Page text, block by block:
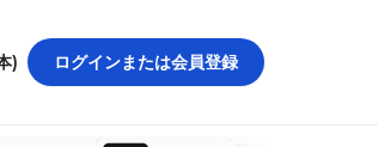
本) ログインまたは会員登録